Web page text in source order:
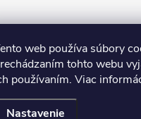
web používa súbory
tohto webu
používaním. Viac
Nastavenie
vyhradené.